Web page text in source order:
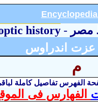
مصر-
history
عزت اندراوس
م
الفهرس تفاصيل كاملة
الفهارس فى